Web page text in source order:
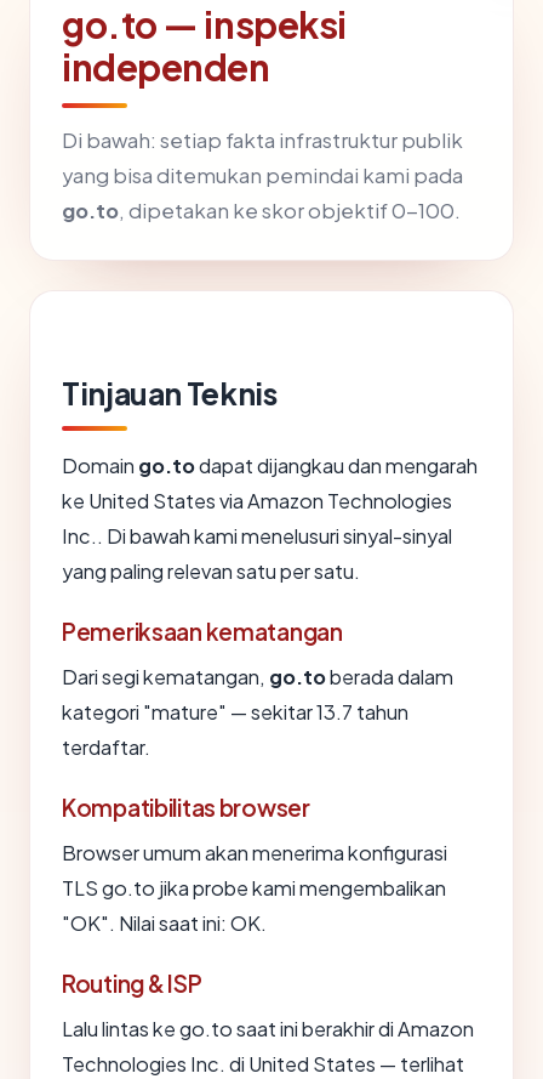
go.to — inspeksi
independen
Di bawah: setiap fakta infrastruktur publik
yang bisa ditemukan pemindai kami pada
go.to, dipetakan ke skor objektif 0-100.
Tinjauan Teknis
Domain go.todapat dijangkau dan mengarah
ke United States via Amazon Technologies
Inc.. Di bawah kami menelusuri sinyal-sinyal
yang paling relevan satu per satu.
Pemeriksaan kematangan
Dari segi kematangan, go.toberada dalam
kategori "mature" — sekitar 13.7 tahun
terdaftar.
Kompatibilitas browser
Browser umum akan menerima konfigurasi
TLS go.to jika probe kami mengembalikan
"OK". Nilai saat ini: OK.
Routing & ISP
Lalu lintas ke go.to saat ini berakhir di Amazon
Technologies Inc. di United States — terlihat